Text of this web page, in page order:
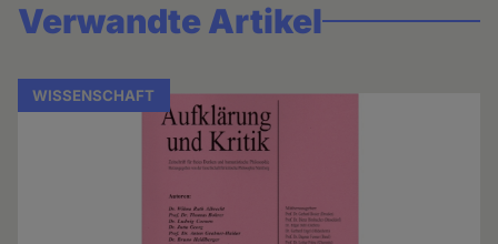
Verwandte Artikel
WISSENSCHAFT